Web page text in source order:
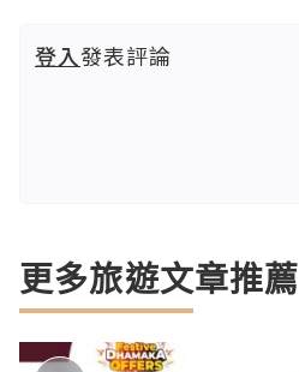
登入發表評論
更多旅遊文章推薦